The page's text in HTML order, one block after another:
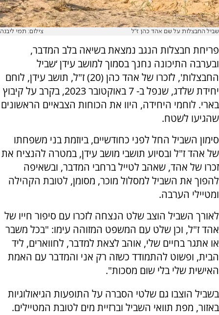
שביל החבצלות על שם אהד כהן ז''ל צילום: תמי ליבנה
פריחת חבצלות הנגב נמצאת בשיאה בלב המדבר,
ובערבה התיכונה נחנך בסמוך למושב עידן ‘שביל
החבצלות', לזכרו של אהד כהן (20) ז"ל, תושב עידן, לוחם
יחידת שלדג, שנפל ב- 7 באוקטובר 2023, בקרב על קיבוץ
בארי. לוחמי היחידה, היוו את הכוחות הצבאיים הראשונים
שהגיעו לשטח.
סימון השביל החל לפני כחודשיים, ביוזמת בני משפחתו
של אהד ז"ל ובסיוע תושבי מושב עידן, במטרה להנציח את
זכרו של אהד, שאהב לטייל ברחבי המדבר, ובשאיפה
להפוך את השביל למסלול מוכר, מסומן, לטובת הקהילה
ומטיילי הערבה.
לאורך השביל הוצב שלט הנצחה לזכרו עם סיפור חייו של
אהד ז"ל, וכן שלט עם המשפט המזוהה עימו: "בכל משבר
או אתגר בחיים שלי, אוהב לצאת למדבר, לחווארים, ליד
הבית, ופשוט להתמודד כשזה רק אני והמדבר עם האמת
האישית שלי בלי שום מסכות".
בשביל הוצבו גם שלטי הסברה על התופעות הגיאולוגיות
באזור, מפת תוואי השביל וברזיית מים לטובת המטיילים.